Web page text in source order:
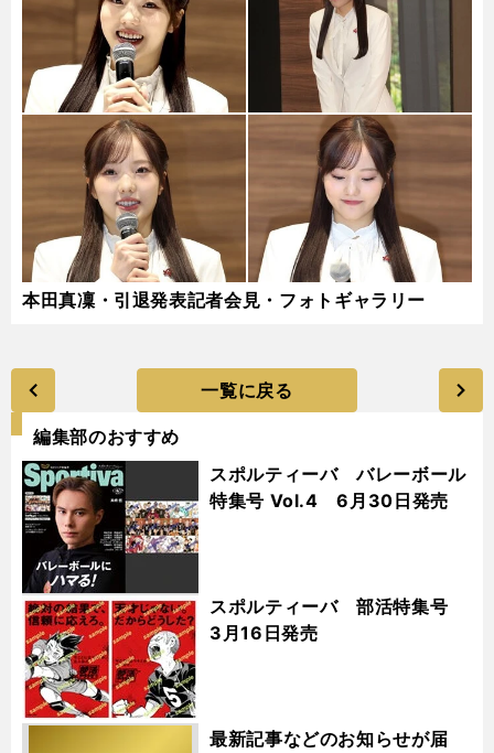
本田真凜・引退発表記者会見・フォトギャラリー
一覧に戻る
編集部のおすすめ
スポルティーバ バレーボール
特集号 Vol.4 6月30日発売
スポルティーバ 部活特集号
3月16日発売
最新記事などのお知らせが届